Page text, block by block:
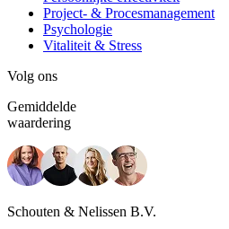
Project- & Procesmanagement
Psychologie
Vitaliteit & Stress
Volg ons
Gemiddelde
waardering
Schouten & Nelissen B.V.